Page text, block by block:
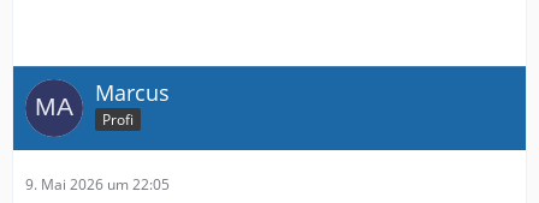
Marcus
Profi
9. Mai 2026 um 22:05